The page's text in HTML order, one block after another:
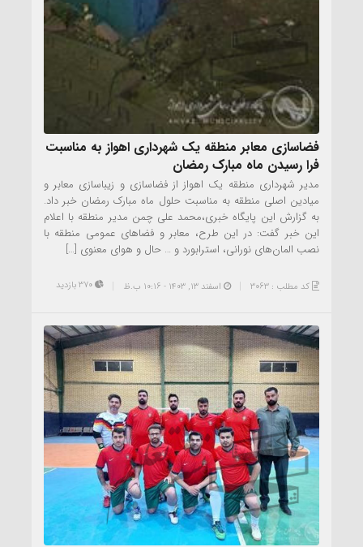
فضاسازی معابر منطقه یک شهرداری اهواز به مناسبت
فرا رسیدن ماه مبارک رمضان
مدیر شهرداری منطقه یک اهواز از فضاسازی و زیباسازی معابر و
میادین اصلی منطقه به مناسبت حلول ماه مبارک رمضان خبر داد.
به گزارش این پایگاه خبری،محمد علی چمن مدیر منطقه با اعلام
این خبر گفت: در این طرح، معابر و فضاهای عمومی منطقه با
نصب المان‌های نورانی، استرابورد و … حال و هوای معنوی […]
کد مطلب : 3063 اسفند ۱۳, ۱۴۰۳ - 10:16 ب.ظ